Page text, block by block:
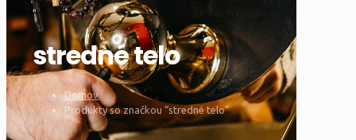
stredné telo
Domov
Produkty so značkou “stredné telo”